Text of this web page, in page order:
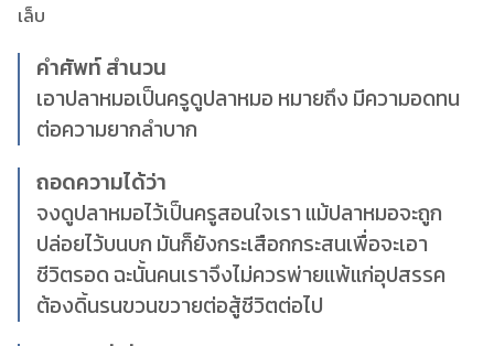
เล็บ
คำศัพท์ สำนวน
เอาปลาหมอเป็นครูดูปลาหมอ หมายถึง มีความอดทน
ต่อความยากลำบาก
ถอดความได้ว่า
จงดูปลาหมอไว้เป็นครูสอนใจเรา แม้ปลาหมอจะถูก
ปล่อยไว้บนบก มันก็ยังกระเสือกกระสนเพื่อจะเอา
ชีวิตรอด ฉะนั้นคนเราจึงไม่ควรพ่ายแพ้แก่อุปสรรค
ต้องดิ้นรนขวนขวายต่อสู้ชีวิตต่อไป